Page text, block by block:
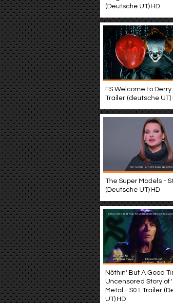
(Deutsche UT) HD
ES Welcome to Derry
Trailer (deutsche UT)
The Super Models -
(Deutsche UT) HD
Nöthin' But A Good
Uncensored Story of
Metal - S01 Trailer
UT) HD